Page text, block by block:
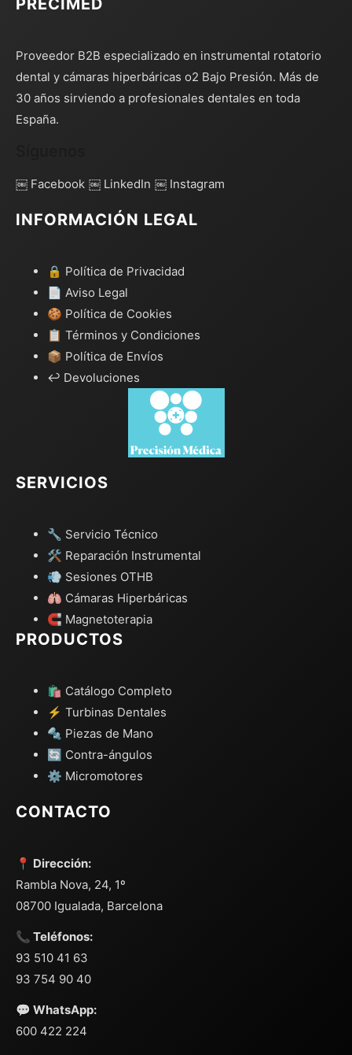
PRECIMED
Proveedor B2B especializado en instrumental rotatorio
dental y cámaras hiperbáricas o2 Bajo Presión. Más de
30 años sirviendo a profesionales dentales en toda
España.
￼ Facebook ￼ LinkedIn ￼ Instagram
INFORMACIÓN LEGAL
🔒 Política de Privacidad
📄 Aviso Legal
🍪 Política de Cookies
📋 Términos y Condiciones
📦 Política de Envíos
↩️ Devoluciones
SERVICIOS
🔧 Servicio Técnico
🛠️ Reparación Instrumental
💨 Sesiones OTHB
🫁 Cámaras Hiperbáricas
🧲 Magnetoterapia
PRODUCTOS
🛍️ Catálogo Completo
⚡ Turbinas Dentales
🔩 Piezas de Mano
🔄 Contra-ángulos
⚙️ Micromotores
CONTACTO
📍 Dirección:
Rambla Nova, 24, 1º
08700 Igualada, Barcelona
📞 Teléfonos:
93 510 41 63
93 754 90 40
💬 WhatsApp:
600 422 224